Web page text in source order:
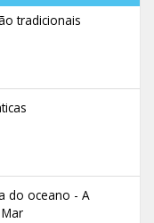
tradicionais
do oceano - A